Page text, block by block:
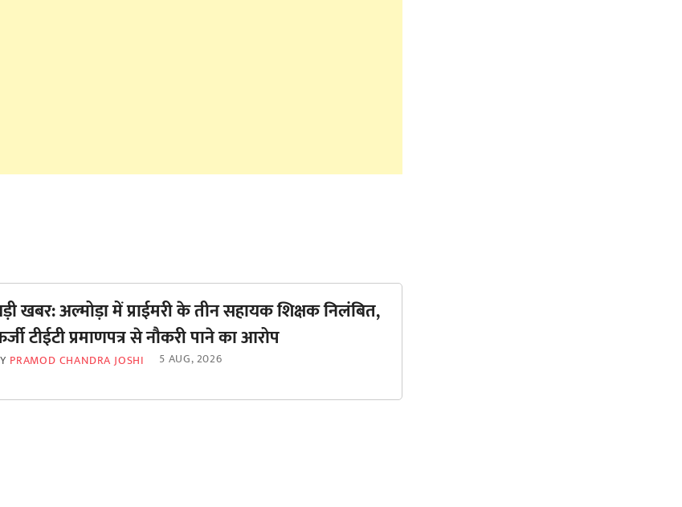
खबर: अल्मोड़ा में प्राईमरी के तीन सहायक शिक्षक निलंबित,
टीईटी प्रमाणपत्र से नौकरी पाने का आरोप
PRAMOD CHANDRA JOSHI 5 AUG, 2026